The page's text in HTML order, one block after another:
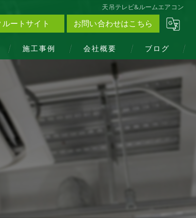
天吊テレビ&ルームエアコン
ルートサイト お問い合わせはこちら
施工事例 会社概要 ブログ